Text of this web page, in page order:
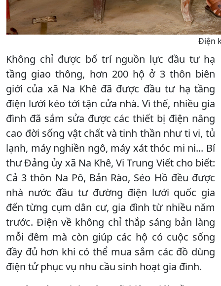
Điện
Không chỉ được bố trí nguồn lực đầu tư hạ
tầng giao thông, hơn 200 hộ ở 3 thôn biên
giới của xã Na Khê đã được đầu tư hạ tầng
điện lưới kéo tới tận cửa nhà. Vì thế, nhiều gia
đình đã sắm sửa được các thiết bị điện nâng
cao đời sống vật chất và tinh thần như ti vi, tủ
lạnh, máy nghiền ngô, máy xát thóc mi ni... Bí
thư Đảng ủy xã Na Khê, Vi Trung Viết cho biết:
Cả 3 thôn Na Pô, Bản Rào, Séo Hồ đều được
nhà nước đầu tư đường điện lưới quốc gia
đến từng cụm dân cư, gia đình từ nhiều năm
trước. Điện về không chỉ thắp sáng bản làng
mỗi đêm mà còn giúp các hộ có cuộc sống
đầy đủ hơn khi có thể mua sắm các đồ dùng
điện tử phục vụ nhu cầu sinh hoạt gia đình.